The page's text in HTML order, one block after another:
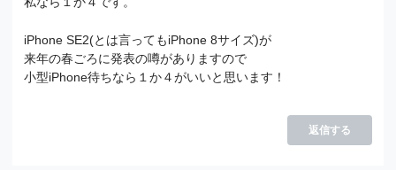
iPhone SE2(とは言ってもiPhone 8サイズ)が
来年の春ごろに発表の噂がありますので
小型iPhone待ちなら１か４がいいと思います！
返信する